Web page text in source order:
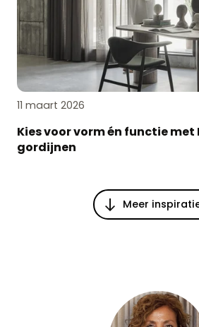
11 maart 2026
Kies voor vorm én functie met
gordijnen
gordijnen
Meer